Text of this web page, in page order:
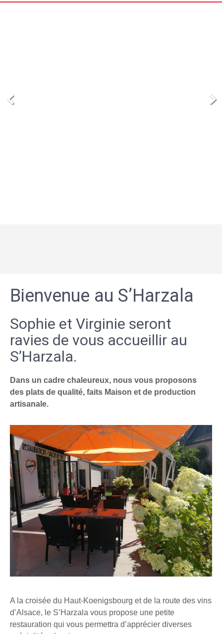
Bienvenue au S’Harzala
Sophie et Virginie seront
ravies de vous accueillir au
S’Harzala.
Dans un cadre chaleureux, nous vous proposons
des plats de qualité, faits Maison et de production
artisanale.
A la croisée du Haut-Koenigsbourg et de la route des vins
d’Alsace, le S’Harzala vous propose une petite
restauration qui vous permettra d’apprécier diverses